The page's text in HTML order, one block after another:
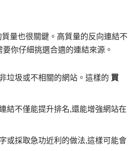
量也很關鍵。高質量的反向連結不
你仔細挑選合適的連結來源。
垃圾或不相關的網站。這樣的 買
結不僅能提升排名,還能增強網站在
或採取急功近利的做法,這樣可能會